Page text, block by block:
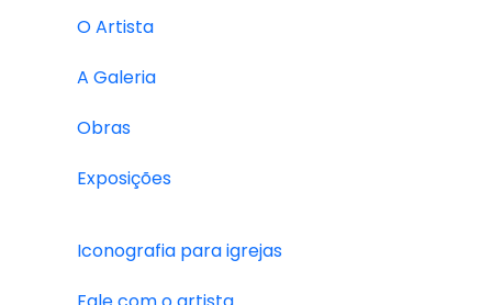
O Artista
A Galeria
Obras
Exposições
Iconografia para igrejas